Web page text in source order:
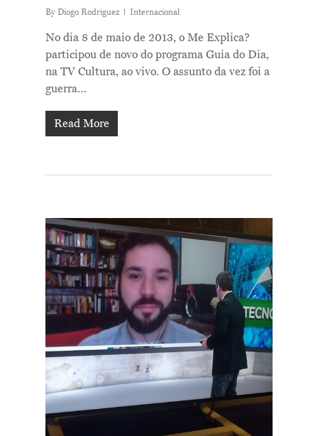
By Diogo Rodriguez Internacional
No dia 8 de maio de 2013, o Me Explica?
participou de novo do programa Guia do Dia,
na TV Cultura, ao vivo. O assunto da vez foi a
guerra…
Read More